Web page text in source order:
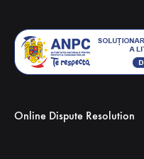
Online Dispute Resolution